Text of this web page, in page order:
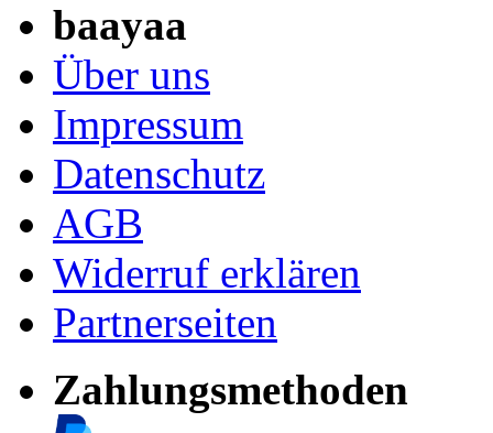
baayaa
Über uns
Impressum
Datenschutz
AGB
Widerruf erklären
Partnerseiten
Zahlungsmethoden